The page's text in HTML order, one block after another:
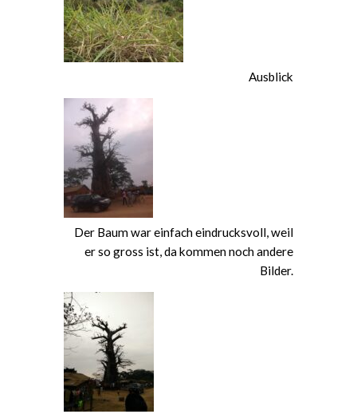
Ausblick
Der Baum war einfach eindrucksvoll, weil
er so gross ist, da kommen noch andere
Bilder.